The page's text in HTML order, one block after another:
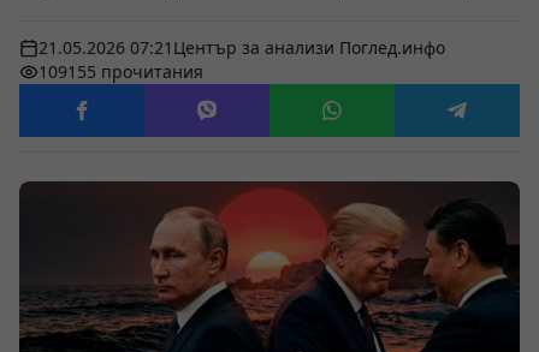
21.05.2026 07:21 Център за анализи Поглед.инфо
109155 прочитания